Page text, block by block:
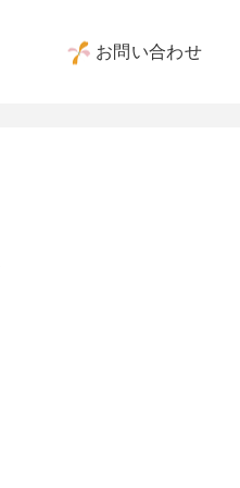
お問い合わせ